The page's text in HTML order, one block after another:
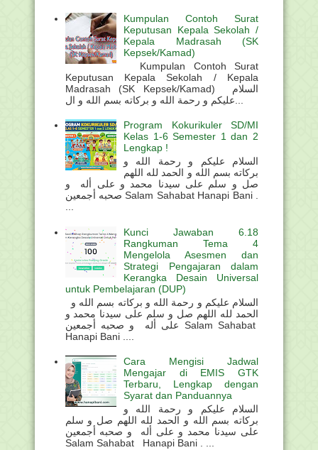
Kumpulan Contoh Surat
Keputusan Kepala Sekolah /
Kepala Madrasah (SK
Kepsek/Kamad)
Kumpulan Contoh Surat
Keputusan Kepala Sekolah / Kepala
Madrasah (SK Kepsek/Kamad) السلام
Program Kokurikuler SD/MI
Kelas 1-6 Semester 1 dan 2
Lengkap !
السلام عليكم و رحمة الله و
بركاته بسم الله و الحمد لله اللهم
صل و سلم على سيدنا محمد و على أله و
صحبه أجمعين Salam Sahabat Hanapi Bani .
...
Kunci Jawaban 6.18
Rangkuman Tema 4
Mengelola Asesmen dan
Strategi Pengajaran dalam
Kerangka Desain Universal
untuk Pembelajaran (DUP)
الحمد لله اللهم صل و سلم على سيدنا محمد و
على أله و صحبه أجمعين Salam Sahabat
Hanapi Bani ....
Cara Mengisi Jadwal
Mengajar di EMIS GTK
Terbaru, Lengkap dengan
Syarat dan Panduannya
السلام عليكم و رحمة الله و
بركاته بسم الله و الحمد لله اللهم صل و سلم
على سيدنا محمد و على أله و صحبه أجمعين
Salam Sahabat Hanapi Bani . ...